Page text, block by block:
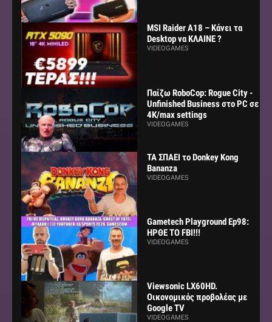
MSI Raider A18 – Κάνει τα
Desktop να ΚΛΑΙΝΕ ?
VIDEOGAMES
Παίζω RoboCop: Rogue City -
Unfinished Business στο PC σε
4K/max settings
VIDEOGAMES
ΤΑ ΣΠΑΕΙ το Donkey Kong
Bananza
VIDEOGAMES
Gametech Playground Ep98:
ΗΡΘΕ ΤΟ FBI!!!
VIDEOGAMES
Viewsonic LX60HD.
Οικονομικός προβολέας με
Google TV
VIDEOGAMES